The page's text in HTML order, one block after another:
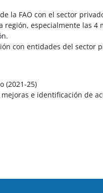
la FAO con el sector
región, especialmente las 4
con entidades del sector
(2021-25)
e identificación de